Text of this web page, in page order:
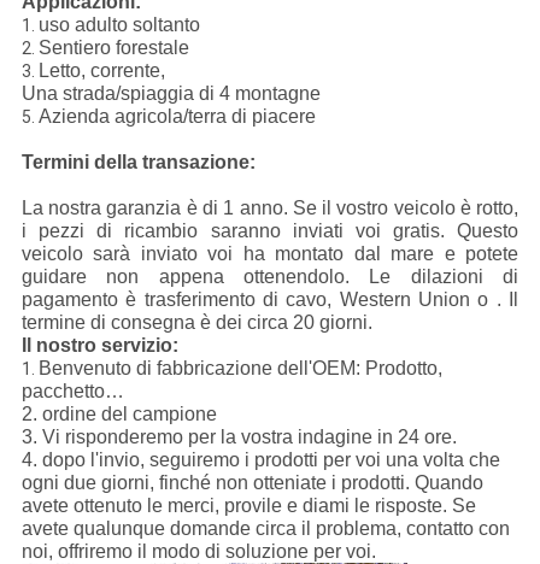
1. uso adulto soltanto
2. Sentiero forestale
3. Letto, corrente,
Una strada/spiaggia di 4 montagne
5. Azienda agricola/terra di piacere
Termini della transazione:
La nostra garanzia è di 1 anno. Se il vostro veicolo è rotto,
i pezzi di ricambio saranno inviati voi gratis. Questo
veicolo sarà inviato voi ha montato dal mare e potete
guidare non appena ottenendolo. Le dilazioni di
pagamento è trasferimento di cavo, Western Union o . Il
termine di consegna è dei circa 20 giorni.
Il nostro servizio:
1. Benvenuto di fabbricazione dell'OEM: Prodotto,
pacchetto…
2. ordine del campione
3. Vi risponderemo per la vostra indagine in 24 ore.
4. dopo l'invio, seguiremo i prodotti per voi una volta che
ogni due giorni, finché non otteniate i prodotti. Quando
avete ottenuto le merci, provile e diami le risposte. Se
avete qualunque domande circa il problema, contatto con
noi, offriremo il modo di soluzione per voi.